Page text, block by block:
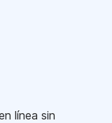
línea sin